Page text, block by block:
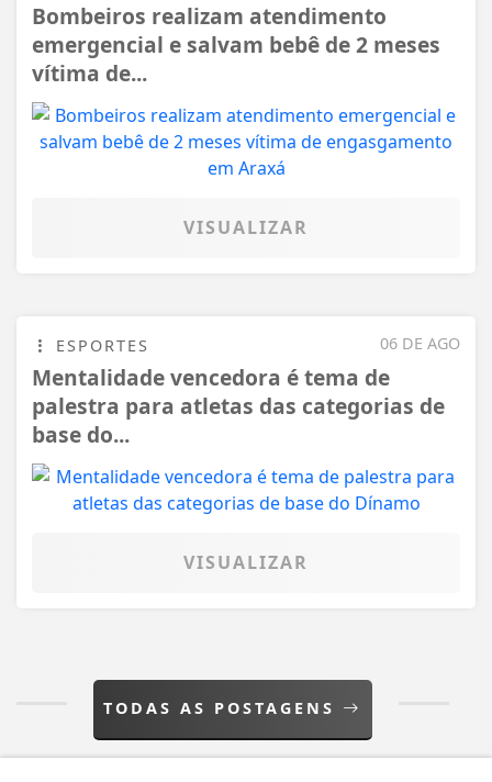
Bombeiros realizam atendimento
emergencial e salvam bebê de 2 meses
vítima de...
VISUALIZAR
06 DE AGO
ESPORTES
Mentalidade vencedora é tema de
palestra para atletas das categorias de
base do...
VISUALIZAR
TODAS AS POSTAGENS